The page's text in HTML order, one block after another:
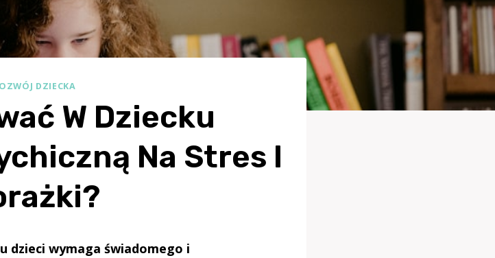
DZIECKA
W Dziecku
Na Stres I
dzieci wymaga świadomego i